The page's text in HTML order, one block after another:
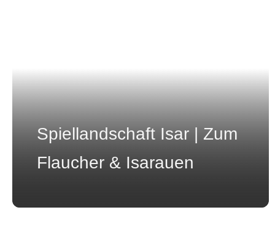
Spiellandschaft Isar | Zum
Flaucher & Isarauen